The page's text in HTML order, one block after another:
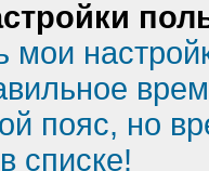
мои
пояс, но
списке!